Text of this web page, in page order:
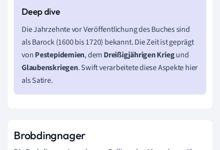
Die Jahrzehnte vor Veröffentlichung des Buches sind
als Barock (1600 bis 1720) bekannt. Die Zeit ist geprägt
vonPestepidemien, dem Dreißigjährigen Kriegund
Glaubenskriegen. Swift verarbeitete diese Aspekte hier
als Satire.
Brobdingnager